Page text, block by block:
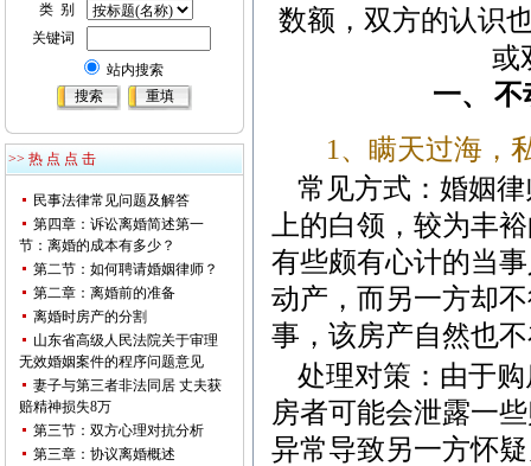
类 别
关键词
站内搜索
>> 热 点 点 击
民事法律常见问题及解答
第四章：诉讼离婚简述第一
节：离婚的成本有多少？
第二节：如何聘请婚姻律师？
第二章：离婚前的准备
离婚时房产的分割
山东省高级人民法院关于审理
无效婚姻案件的程序问题意见
妻子与第三者非法同居 丈夫获
赔精神损失8万
第三节：双方心理对抗分析
第三章：协议离婚概述
数额，双方的认识
或
一、
不
1 、瞒天过海，
常见方式：婚姻
上的白领，较为丰
有些颇有心计的当
动产，而另一方却
事，该房产自然也
处理对策：由于
房者可能会泄露一
异常导致另一方怀